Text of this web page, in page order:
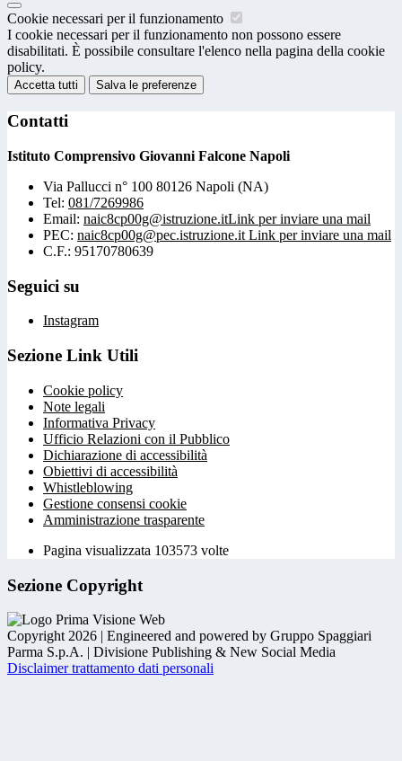
Cookie necessari per il funzionamento
I cookie necessari per il funzionamento non possono essere
disabilitati. È possibile consultare l'elenco nella pagina della cookie
policy.
Accetta tutti Salva le preferenze
Contatti
Istituto Comprensivo Giovanni Falcone Napoli
Via Pallucci n° 100 80126 Napoli (NA)
Tel: 081/7269986
Email: naic8cp00g@istruzione.itLink per inviare una mail
PEC: naic8cp00g@pec.istruzione.it Link per inviare una mail
C.F.: 95170780639
Seguici su
Instagram
Sezione Link Utili
Cookie policy
Note legali
Informativa Privacy
Ufficio Relazioni con il Pubblico
Dichiarazione di accessibilità
Obiettivi di accessibilità
Whistleblowing
Gestione consensi cookie
Amministrazione trasparente
Pagina visualizzata 103573 volte
Sezione Copyright
Copyright 2026 | Engineered and powered by Gruppo Spaggiari
Parma S.p.A. | Divisione Publishing & New Social Media
Disclaimer trattamento dati personali